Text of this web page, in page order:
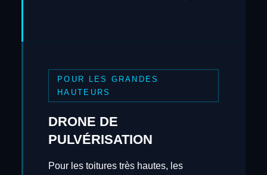
POUR LES GRANDES
HAUTEURS
DRONE DE
PULVÉRISATION
Pour les toitures très hautes, les